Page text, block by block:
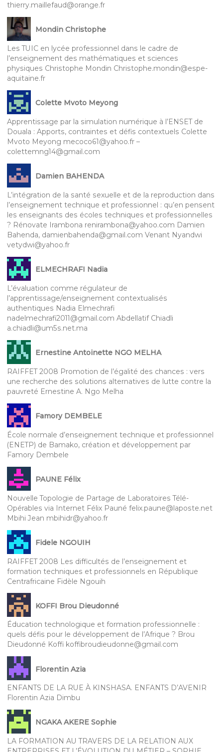
thierry.maillefaud@orange.fr
Mondin Christophe
Les TUIC en lycée professionnel dans le cadre de
l’enseignement des mathématiques et sciences
physiques Christophe Mondin Christophe.mondin@espe-
aquitaine.fr
Colette Mvoto Meyong
Apprentissage par la simulation numérique à l’ENSET de
Douala : Apports, contraintes et défis contextuels Colette
Mvoto Meyong mecoco61@yahoo.fr –
colettemng14@gmail.com
Damien BAHENDA
L’intégration de la santé sexuelle et de la reproduction dans
l’enseignement technique et professionnel : qu’en pensent
les enseignants des écoles techniques et professionnelles
? Rénovate Irambona renirambona@yahoo.com Damien
Bahenda, damienbahenda@gmail.com Venant Nyandwi
vetydwi@yahoo.fr
ELMECHRAFI Nadia
L’évaluation comme régulateur de
l’apprentissage/enseignement contextualisés
authentiques Nadia Elmechrafi
nadelmechrafi2011@gmail.com Abdellatif Chiadli
a.chiadli@um5s.net.ma
Ernestine Antoinette NGO MELHA
RAIFFET 2008 Promotion de l’égalité des chances : vers
une recherche des solutions alternatives de lutte contre la
pauvreté Ernestine A. Ngo Melha
Famory DEMBELE
École normale d’enseignement technique et professionnel
(ENETP) de Bamako, création et développement par
Famory Dembele
PAUNE Félix
Nouvelle Topologie de Partage de Laboratoires Télé-
Opérables via Internet Félix Pauné felix.paune@laposte.net
Mbihi Jean mbihidr@yahoo.fr
Fidele NGOUIH
RAIFFET 2008 Les difficultés de l’enseignement et
formation techniques et professionnels en République
Centrafricaine Fidèle Ngouih
KOFFI Brou Dieudonné
Éducation technologique et formation professionnelle :
quels défis pour le développement de l’Afrique ? Brou
Dieudonné Koffi koffibroudieudonne@gmail.com
Florentin Azia
ENFANTS DE LA RUE À KINSHASA. ENFANTS D’AVENIR
Florentin Azia Dimbu
NGAKA AKERE Sophie
LA FORMATION AU TRAVERS DE LA RELATION AUX